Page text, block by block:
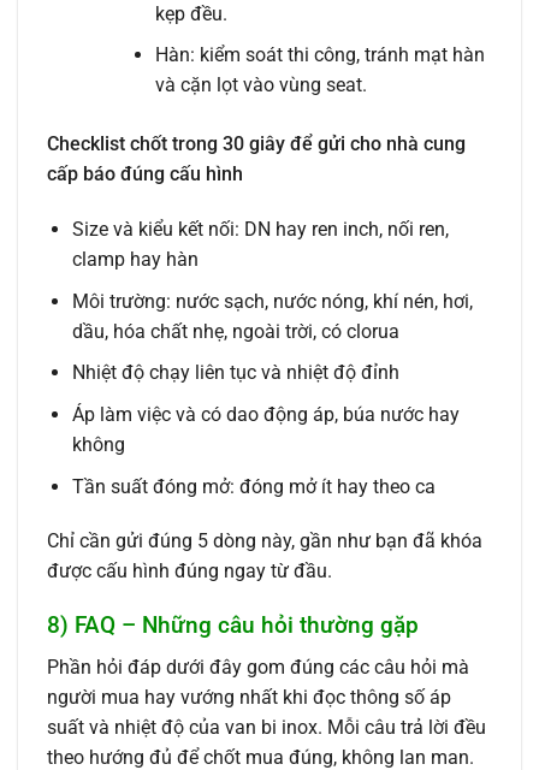
kẹp đều.
Hàn: kiểm soát thi công, tránh mạt hàn
và cặn lọt vào vùng seat.
Checklist chốt trong 30 giây để gửi cho nhà cung
cấp báo đúng cấu hình
Size và kiểu kết nối: DN hay ren inch, nối ren,
clamp hay hàn
Môi trường: nước sạch, nước nóng, khí nén, hơi,
dầu, hóa chất nhẹ, ngoài trời, có clorua
Nhiệt độ chạy liên tục và nhiệt độ đỉnh
Áp làm việc và có dao động áp, búa nước hay
không
Tần suất đóng mở: đóng mở ít hay theo ca
Chỉ cần gửi đúng 5 dòng này, gần như bạn đã khóa
được cấu hình đúng ngay từ đầu.
8) FAQ – Những câu hỏi thường gặp
Phần hỏi đáp dưới đây gom đúng các câu hỏi mà
người mua hay vướng nhất khi đọc thông số áp
suất và nhiệt độ của van bi inox. Mỗi câu trả lời đều
theo hướng đủ để chốt mua đúng, không lan man.